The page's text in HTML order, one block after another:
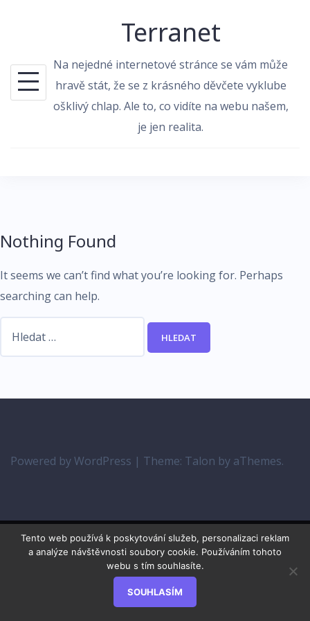
Terranet
Na nejedné internetové stránce se vám může
hravě stát, že se z krásného děvčete vyklube
ošklivý chlap. Ale to, co vidíte na webu našem,
je jen realita.
Nothing Found
It seems we can’t find what you’re looking for. Perhaps
searching can help.
Powered by WordPress | Theme: Talon by aThemes.
Tento web používá k poskytování služeb, personalizaci reklam
a analýze návštěvnosti soubory cookie. Používáním tohoto
webu s tím souhlasíte.
SOUHLASÍM